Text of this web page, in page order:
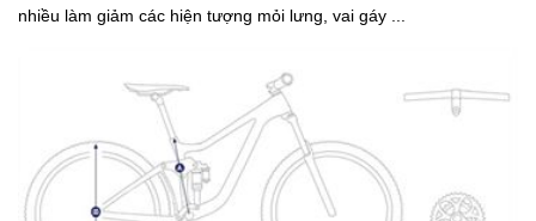
nhiều làm giảm các hiện tượng mỏi lưng, vai gáy ...